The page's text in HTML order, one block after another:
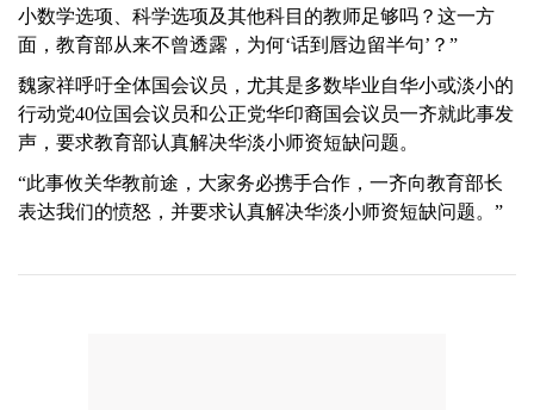
小数学选项、科学选项及其他科目的教师足够吗？这一方
面，教育部从来不曾透露，为何‘话到唇边留半句’？”
魏家祥呼吁全体国会议员，尤其是多数毕业自华小或淡小的
行动党40位国会议员和公正党华印裔国会议员一齐就此事发
声，要求教育部认真解决华淡小师资短缺问题。
“此事攸关华教前途，大家务必携手合作，一齐向教育部长
表达我们的愤怒，并要求认真解决华淡小师资短缺问题。”